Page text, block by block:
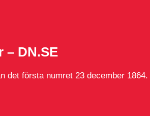
– DN.SE
det första numret 23 december 1864.